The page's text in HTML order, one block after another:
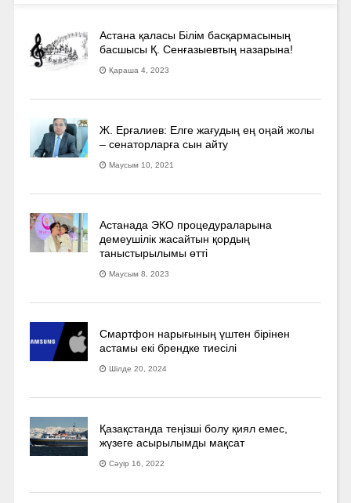
Астана қаласы Білім басқармасының
басшысы Қ. Сенғазыевтың назарына!
Қараша 4, 2023
Ж. Ерғалиев: Елге жағудың ең оңай жолы
– сенаторларға сын айту
Маусым 10, 2021
Астанада ЭКО процедураларына
демеушілік жасайтын қордың
таныстырылымы өтті
Маусым 8, 2023
Смартфон нарығының үштен бірінен
астамы екі брендке тиесілі
Шілде 20, 2024
Қазақстанда теңізші болу қиял емес,
жүзеге асырылымды мақсат
Сәуір 16, 2022